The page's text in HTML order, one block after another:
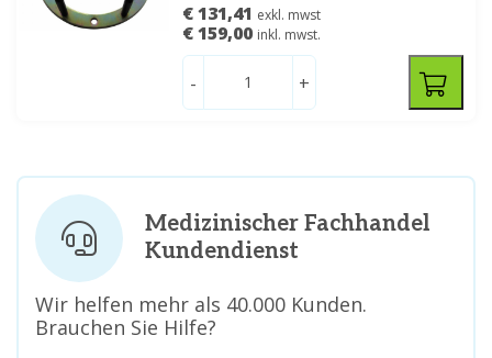
€ 131,41 exkl. mwst
€ 159,00 inkl. mwst.
- +
Medizinischer Fachhandel
Kundendienst
Wir helfen mehr als 40.000 Kunden.
Brauchen Sie Hilfe?